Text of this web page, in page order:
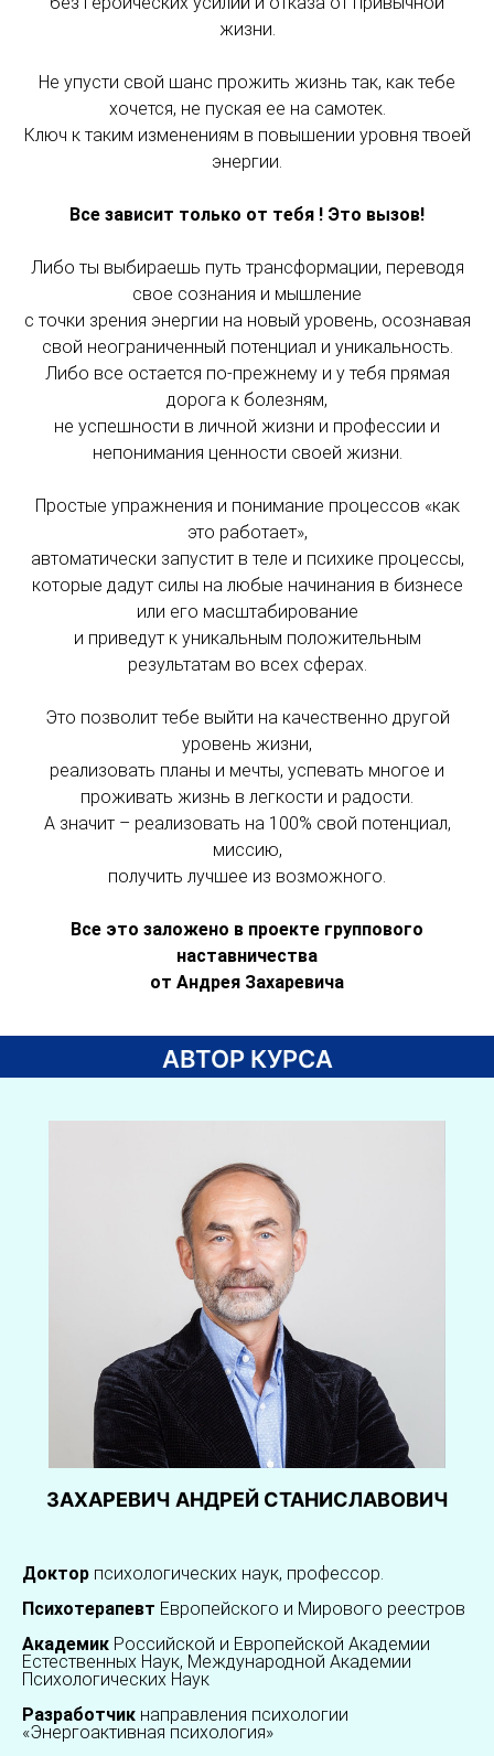
жизни.
Не упусти свой шанс прожить жизнь так, как тебе
хочется, не пуская ее на самотек.
Ключ к таким изменениям в повышении уровня твоей
энергии.
Все зависит только от тебя ! Это вызов!
Либо ты выбираешь путь трансформации, переводя
свое сознания и мышление
с точки зрения энергии на новый уровень, осознавая
свой неограниченный потенциал и уникальность.
Либо все остается по-прежнему и у тебя прямая
дорога к болезням,
не успешности в личной жизни и профессии и
непонимания ценности своей жизни.
Простые упражнения и понимание процессов «как
это работает»,
автоматически запустит в теле и психике процессы,
которые дадут силы на любые начинания в бизнесе
или его масштабирование
и приведут к уникальным положительным
результатам во всех сферах.
Это позволит тебе выйти на качественно другой
уровень жизни,
реализовать планы и мечты, успевать многое и
проживать жизнь в легкости и радости.
А значит – реализовать на 100% свой потенциал,
миссию,
получить лучшее из возможного.
Все это заложено в проекте группового
наставничества
от Андрея Захаревича
АВТОР КУРСА
ЗАХАРЕВИЧ АНДРЕЙ СТАНИСЛАВОВИЧ
Доктор психологических наук, профессор.
Психотерапевт Европейского и Мирового реестров
Академик Российской и Европейской Академии
Естественных Наук, Международной Академии
Психологических Наук
Разработчик направления психологии
«Энергоактивная психология»